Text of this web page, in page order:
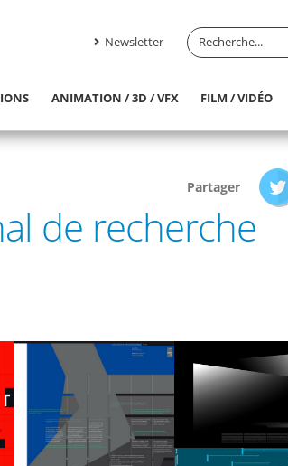
Newsletter
ANIMATION / 3D / VFX FILM / VIDÉO
Partager
de recherche